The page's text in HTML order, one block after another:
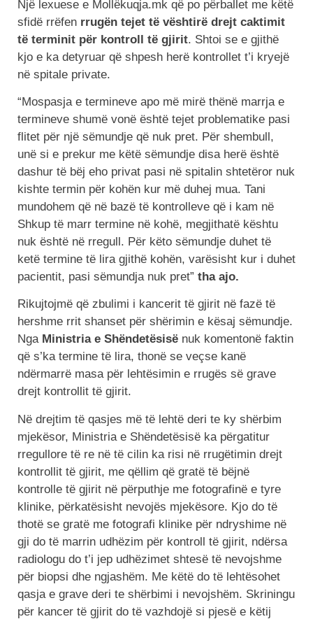
Një lexuese e Mollëkuqja.mk që po përballet me këtë
sfidë rrëfen rrugën tejet të vështirë drejt caktimit
të terminit për kontroll të gjirit. Shtoi se e gjithë
kjo e ka detyruar që shpesh herë kontrollet t’i kryejë
në spitale private.
“Mospasja e termineve apo më mirë thënë marrja e
termineve shumë vonë është tejet problematike pasi
flitet për një sëmundje që nuk pret. Për shembull,
unë si e prekur me këtë sëmundje disa herë është
dashur të bëj eho privat pasi në spitalin shtetëror nuk
kishte termin për kohën kur më duhej mua. Tani
mundohem që në bazë të kontrolleve që i kam në
Shkup të marr termine në kohë, megjithatë kështu
nuk është në rregull. Për këto sëmundje duhet të
ketë termine të lira gjithë kohën, varësisht kur i duhet
pacientit, pasi sëmundja nuk pret” tha ajo.
Rikujtojmë që zbulimi i kancerit të gjirit në fazë të
hershme rrit shanset për shërimin e kësaj sëmundje.
Nga Ministria e Shëndetësisë nuk komentonë faktin
që s’ka termine të lira, thonë se veçse kanë
ndërmarrë masa për lehtësimin e rrugës së grave
drejt kontrollit të gjirit.
Në drejtim të qasjes më të lehtë deri te ky shërbim
mjekësor, Ministria e Shëndetësisë ka përgatitur
rregullore të re në të cilin ka risi në rrugëtimin drejt
kontrollit të gjirit, me qëllim që gratë të bëjnë
kontrolle të gjirit në përputhje me fotografinë e tyre
klinike, përkatësisht nevojës mjekësore. Kjo do të
thotë se gratë me fotografi klinike për ndryshime në
gji do të marrin udhëzim për kontroll të gjirit, ndërsa
radiologu do t’i jep udhëzimet shtesë të nevojshme
për biopsi dhe ngjashëm. Me këtë do të lehtësohet
qasja e grave deri te shërbimi i nevojshëm. Skriningu
për kancer të gjirit do të vazhdojë si pjesë e këtij